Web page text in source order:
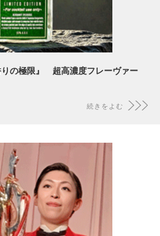
りの極限』 超高濃度フレーヴァー
続きをよむ